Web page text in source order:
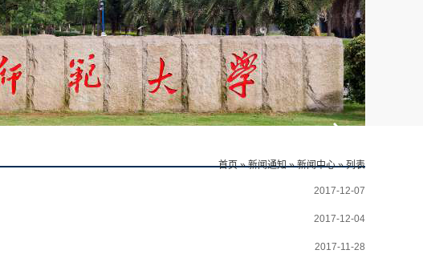
首页»新闻通知»新闻中心» 列表
2017-12-07
2017-12-04
2017-11-28